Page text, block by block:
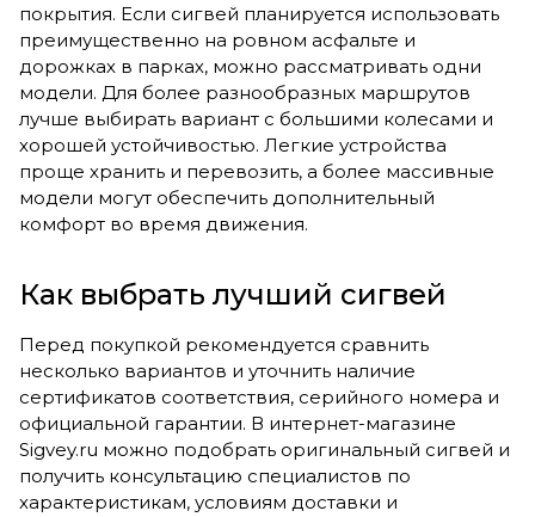
покрытия. Если сигвей планируется использовать
преимущественно на ровном асфальте и
дорожках в парках, можно рассматривать одни
модели. Для более разнообразных маршрутов
лучше выбирать вариант с большими колесами и
хорошей устойчивостью. Легкие устройства
проще хранить и перевозить, а более массивные
модели могут обеспечить дополнительный
комфорт во время движения.
Как выбрать лучший сигвей
Перед покупкой рекомендуется сравнить
несколько вариантов и уточнить наличие
сертификатов соответствия, серийного номера и
официальной гарантии. В интернет-магазине
Sigvey.ru можно подобрать оригинальный сигвей и
получить консультацию специалистов по
характеристикам, условиям доставки и